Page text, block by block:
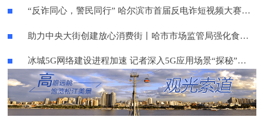
“反诈同心，警民同行” 哈尔滨市首届反电诈短视频大赛火热开启
助力中央大街创建放心消费街丨哈市市场监管局强化食品安全检查指导
冰城5G网络建设进程加速 记者深入5G应用场景“探秘”未来